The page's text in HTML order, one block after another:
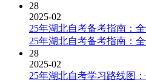
28
2025-02
25年湖北自考备考指南：
25年湖北自考备考指南：
28
2025-02
25年湖北自考学习路线图